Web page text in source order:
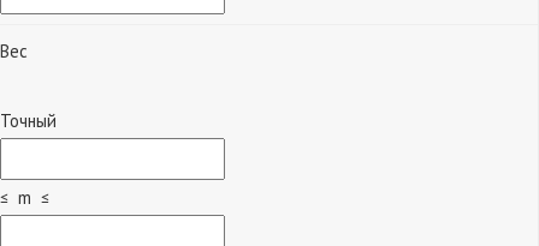
Вес
Точный
≤ m ≤